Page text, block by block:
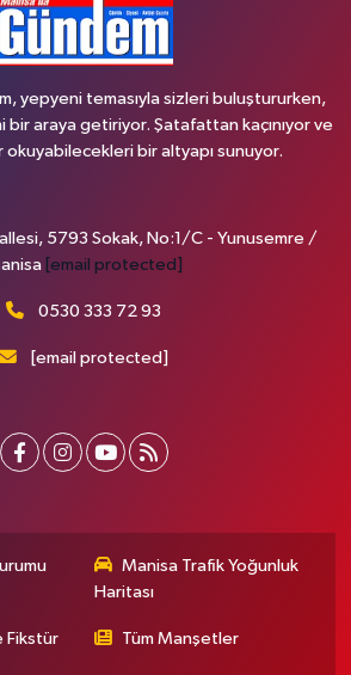
yepyeni temasıyla sizleri buluştururken,
bir araya getiriyor. Şatafattan kaçınıyor ve
okuyabilecekleri bir altyapı sunuyor.
5793 Sokak, No:1/C - Yunusemre /
[email protected]
0530 333 72 93
[email protected]
Manisa Trafik Yoğunluk
Haritası
Fikstür Tüm Manşetler